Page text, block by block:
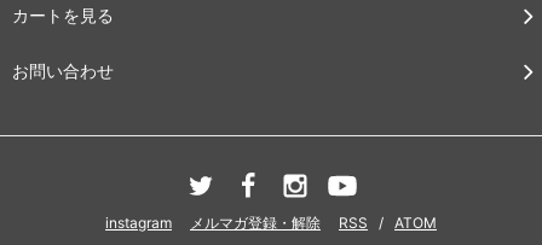
カートを見る
お問い合わせ
instagram メルマガ登録・解除 RSS / ATOM